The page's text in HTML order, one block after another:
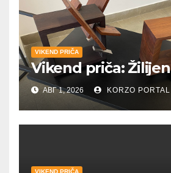
VIKEND PRIČA
Vikend priča: Žilijen
АВГ 1, 2026 KORZO PORTAL